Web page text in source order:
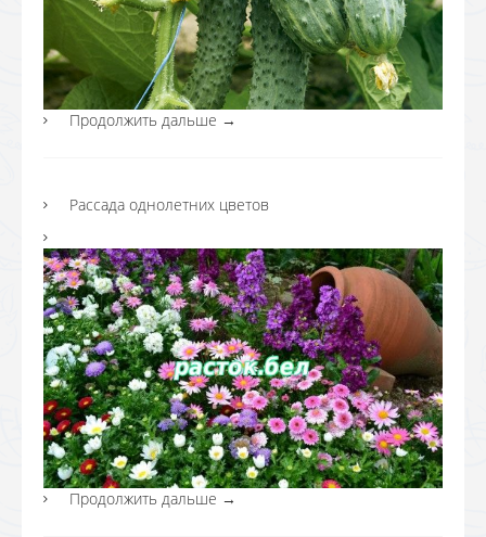
Продолжить дальше →
Рассада однолетних цветов
Продолжить дальше →